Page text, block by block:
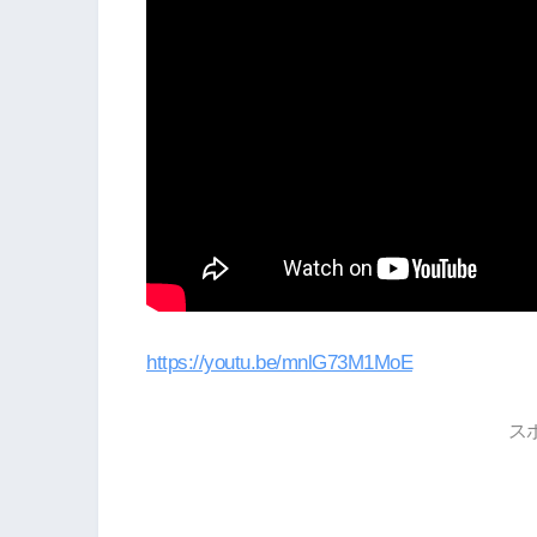
https://youtu.be/mnlG73M1MoE
ス